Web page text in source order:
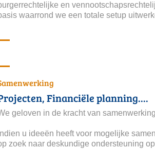
en
waarrond we een totale setup
Financiële planning....
geloven in de kracht van
Indien u ideeën heeft voor mogelijke
zoek naar deskundige ondersteuning